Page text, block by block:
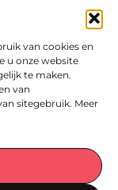
van cookies en
u onze website
te maken.
van
sitegebruik. Meer